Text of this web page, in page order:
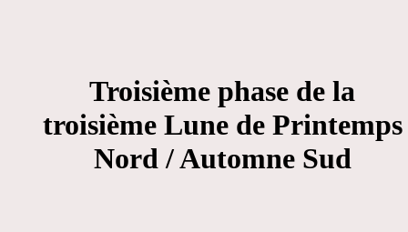
Troisième phase de la
troisième Lune de Printemps
Nord / Automne Sud